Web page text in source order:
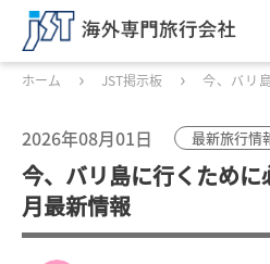
ホーム JST掲示板 今、バリ
2026年08月01日 最新旅行情
今、バリ島に行くため
月最新情報